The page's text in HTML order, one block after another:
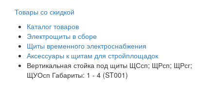
Товары со скидкой
Каталог товаров
Электрощиты в сборе
Щиты временного электроснабжения
Аксессуары к щитам для стройплощадок
Вертикальная стойка под щиты ЩСсп; ЩРсп; ЩРсг;
ЩУОсп Габариты: 1 - 4 (ST001)